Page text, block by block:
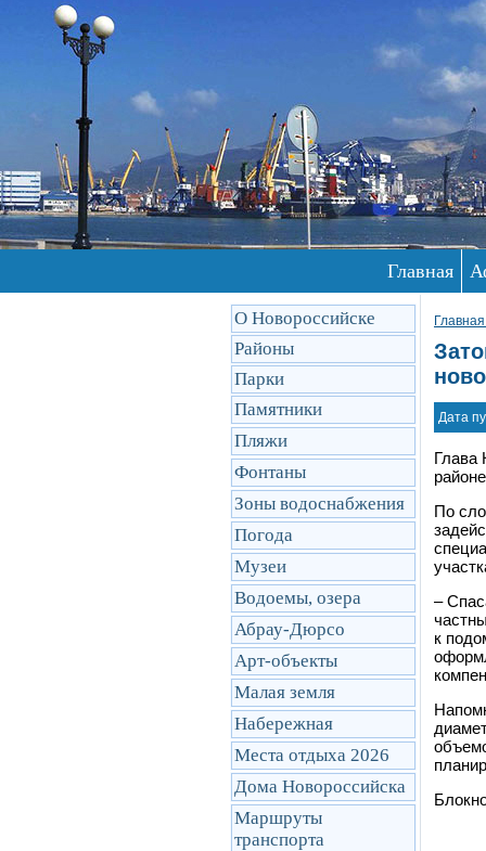
Главная
О Новороссийске
Районы
Парки
Памятники
Пляжи
Фонтаны
Зоны водоснабжения
Погода
Музеи
Водоемы, озера
Абрау-Дюрсо
Арт-объекты
Малая земля
Набережная
Места отдыха 2026
Дома Новороссийска
Маршруты
транcпорта
Дата
Глава
По
–
к